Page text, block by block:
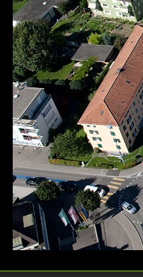
Galerie: Wohnbauten
Galerie: Gewerbebauten
Galerie: Luftbilder
Galerie: 360° Panos